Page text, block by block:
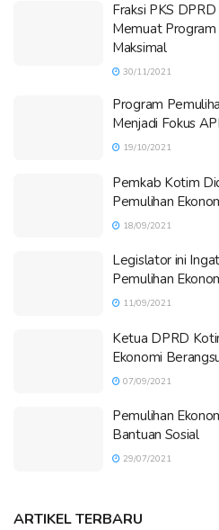
Fraksi PKS
Memuat Program
Maksimal
30/11/2021
Program
Menjadi Fokus
19/10/2021
Pemkab Kotim
Pemulihan
18/09/2021
Legislator ini
Pemulihan
11/09/2021
Ketua DPRD
Ekonomi
07/09/2021
Pemulihan
Bantuan Sosial
29/07/2021
ARTIKEL TERBARU